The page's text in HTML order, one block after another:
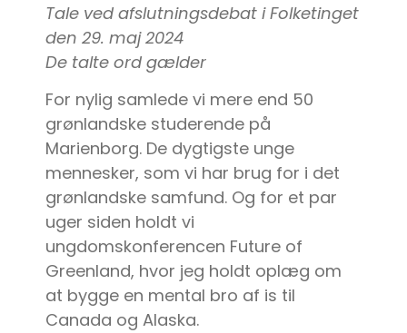
Tale ved afslutningsdebat i Folketinget
den 29. maj 2024
De talte ord gælder
For nylig samlede vi mere end 50
grønlandske studerende på
Marienborg. De dygtigste unge
mennesker, som vi har brug for i det
grønlandske samfund. Og for et par
uger siden holdt vi
ungdomskonferencen Future of
Greenland, hvor jeg holdt oplæg om
at bygge en mental bro af is til
Canada og Alaska.